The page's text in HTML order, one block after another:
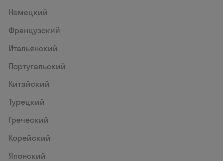
Немецкий
Французский
Итальянский
Португальский
Китайский
Турецкий
Греческий
Корейский
Японский